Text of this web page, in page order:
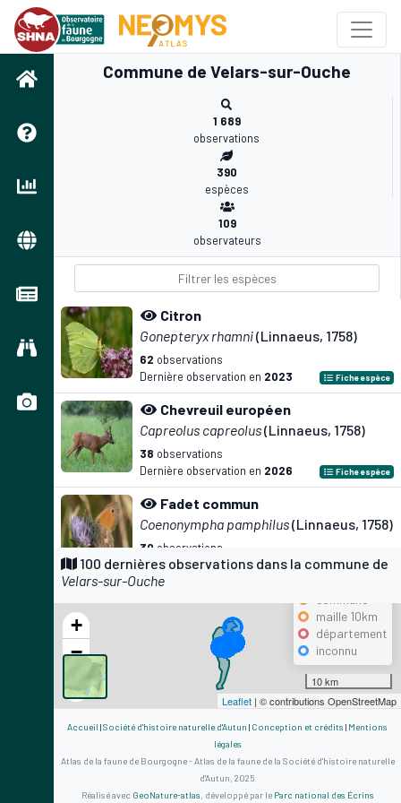
Commune de Velars-sur-Ouche
1 689
observations
390
espèces
109
observateurs
Citron
Gonepteryx rhamni(Linnaeus, 1758)
62 observations
Dernière observation en 2023 Fiche espèce
Chevreuil européen
Capreolus capreolus(Linnaeus, 1758)
38 observations
Dernière observation en 2026 Fiche espèce
Fadet commun
Coenonympha pamphilus(Linnaeus, 1758)
30 observations
Dernière observation en2025 Fiche espèce
Iphiclides podalirius
(Linnaeus, 1758)
observations
Dernière observation en
Écureuil roux
Sciurus vulgarisLinnaeus, 1758
Dernière observation en
100 dernières observations dans la commune de
Velars-sur-Ouche
+
−
Précision
maille 10km
département
inconnu
10 km
Leaflet | © contributions OpenStreetMap
Accueil |Société d'histoire naturelle d'Autun | Conception et crédits | Mentions
légales
Atlas de la faune de Bourgogne - Atlas de la faune de la Société d'histoire naturelle
d'Autun, 2025
Réalisé avec GeoNature-atlas, développé par le Parc national des Écrins